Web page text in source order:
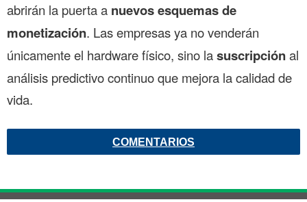
abrirán la puerta a nuevos esquemas de
monetización. Las empresas ya no venderán
únicamente el hardware físico, sino lasuscripciónal
análisis predictivo continuo que mejora la calidad de
vida.
COMENTARIOS